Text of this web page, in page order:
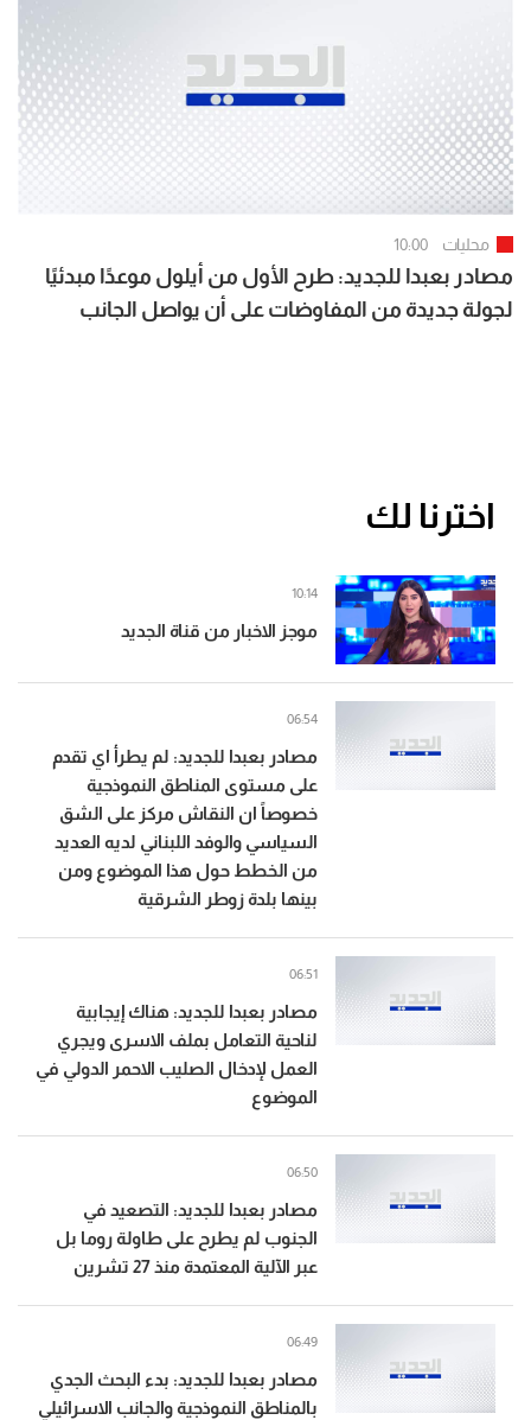
محليات 10:00
مصادر بعبدا للجديد: طرح الأول من أيلول موعدًا مبدئيًا
لجولة جديدة من المفاوضات على أن يواصل الجانب
اخترنا لك
موجز الاخبار من قناة الجديد
10:14
مصادر بعبدا للجديد: لم يطرأ اي تقدم
على مستوى المناطق النموذجية
خصوصاً ان النقاش مركز على الشق
السياسي والوفد اللبناني لديه العديد
من الخطط حول هذا الموضوع ومن
بينها بلدة زوطر الشرقية
06:54
مصادر بعبدا للجديد: هناك إيجابية
لناحية التعامل بملف الاسرى ويجري
العمل لإدخال الصليب الاحمر الدولي في
الموضوع
06:51
مصادر بعبدا للجديد: التصعيد في
الجنوب لم يطرح على طاولة روما بل
عبر الآلية المعتمدة منذ 27 تشرين
06:50
مصادر بعبدا للجديد: بدء البحث الجدي
بالمناطق النموذجية والجانب الاسرائيلي
06:49